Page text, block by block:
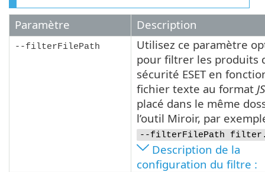
Paramètre Description
--filterFilePath
Utilisez ce paramètre
pour filtrer les produits
sécurité ESET en
fichier texte au format
placé dans le même
l’outil Miroir, par
--filterFilePath
Description de la
configuration du filtre :